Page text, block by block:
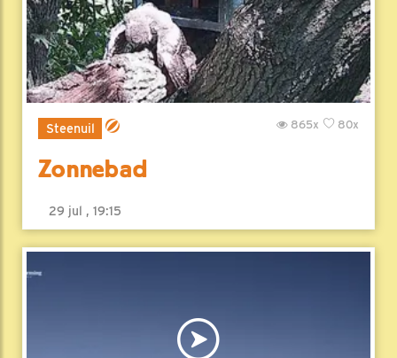
Steenuil 80x
865x
Zonnebad
29 jul , 19:15